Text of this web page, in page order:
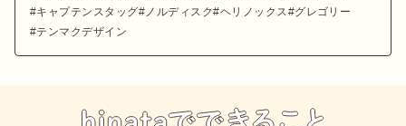
キャプテンスタッグ
ノルディスク ヘリノックス
グレゴリー
テンマクデザイン